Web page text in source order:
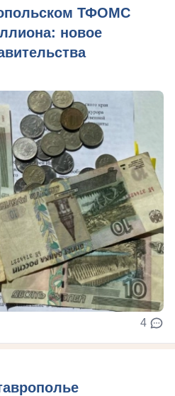
ТФОМС
новое
4